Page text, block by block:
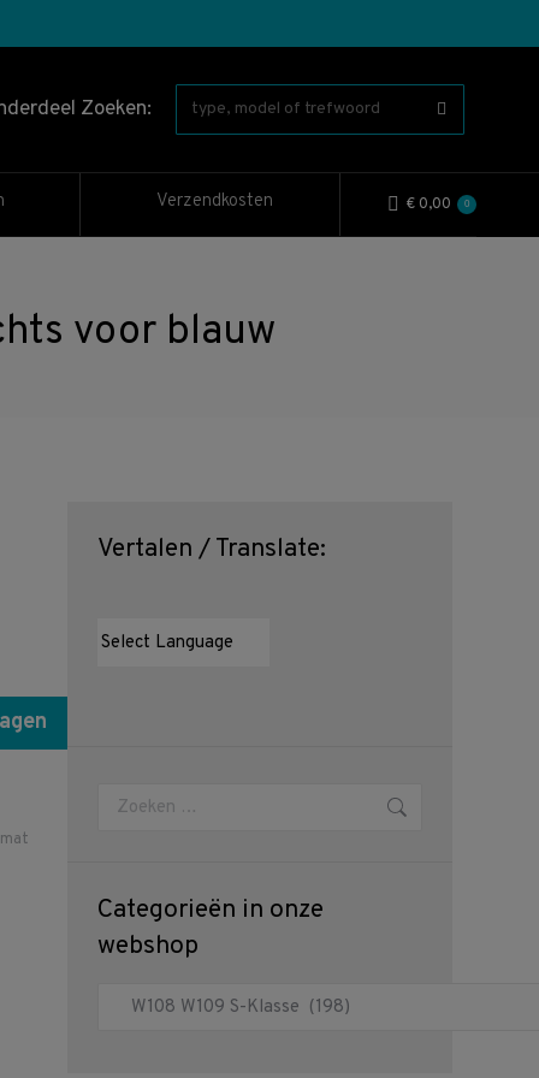
Zoeken:
Verzendkosten € 0,00 0
voor blauw
Vertalen / Translate:
Zoeken:
Categorieën in onze
webshop